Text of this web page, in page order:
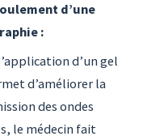
d’une
:
d’un gel
d’améliorer la
des ondes
le médecin fait